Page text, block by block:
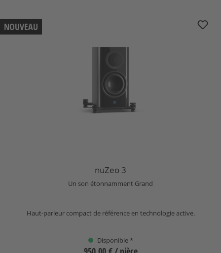
NOUVEAU
nuZeo 3
Un son étonnamment Grand
Haut-parleur compact de référence en technologie active.
Disponible *